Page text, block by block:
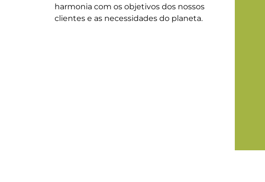
harmonia com os objetivos dos nossos
clientes e as necessidades do planeta.